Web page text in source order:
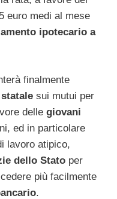
euro medi al mese
ipotecario a
finalmente
sui mutui per
delle giovani
ed in particolare
lavoro atipico,
dello Stato per
più facilmente
.